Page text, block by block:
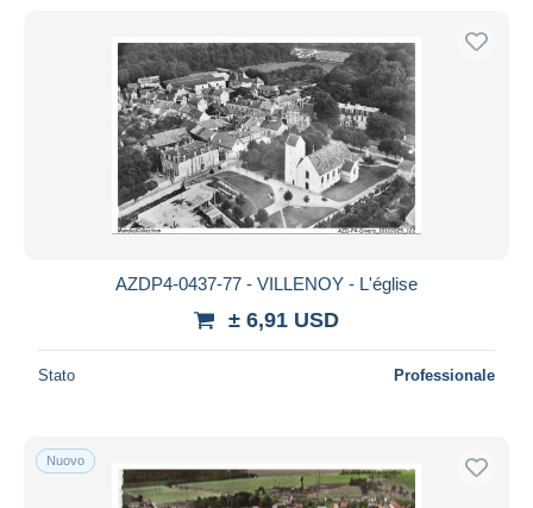
AZDP4-0437-77 - VILLENOY - L'église
± 6,91 USD
Stato Professionale
Nuovo